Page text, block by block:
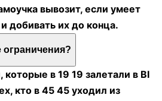
вывозит, если умеет
добивать их до конца.
ограничения?
в 19 19 залетали в BI
кто в 45 45 уходил из